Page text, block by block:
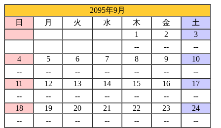
2095年9月
日
月 火 水 木 金
土
1
2
3
--
--
--
4
5 6 7 8 9
10
--
-- -- -- -- --
--
11
12 13 14 15 16
17
--
-- -- -- -- --
--
18
19 20 21 22 23
24
--
-- -- -- -- --
--